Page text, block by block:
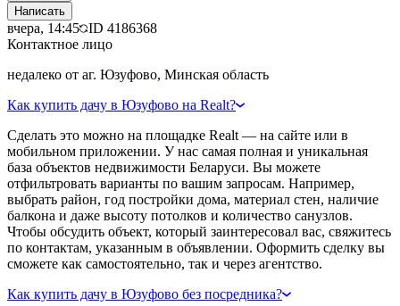
Написать
вчера, 14:45 ID 4186368
Контактное лицо
недалеко от аг. Юзуфово, Минская область
Как купить дачу в Юзуфово на Realt?
Сделать это можно на площадке Realt — на сайте или в
мобильном приложении. У нас самая полная и уникальная
база объектов недвижимости Беларуси. Вы можете
отфильтровать варианты по вашим запросам. Например,
выбрать район, год постройки дома, материал стен, наличие
балкона и даже высоту потолков и количество санузлов.
Чтобы обсудить объект, который заинтересовал вас, свяжитесь
по контактам, указанным в объявлении. Оформить сделку вы
сможете как самостоятельно, так и через агентство.
Как купить дачу в Юзуфово без посредника?